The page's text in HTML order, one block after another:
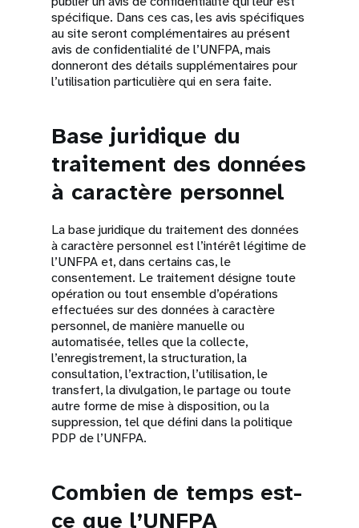
spécifique. Dans ces cas, les avis spécifiques
au site seront complémentaires au présent
avis de confidentialité de l’UNFPA, mais
donneront des détails supplémentaires pour
l’utilisation particulière qui en sera faite.
Base juridique du
traitement des données
à caractère personnel
La base juridique du traitement des données
à caractère personnel est l’intérêt légitime de
l’UNFPA et, dans certains cas, le
consentement. Le traitement désigne toute
opération ou tout ensemble d’opérations
effectuées sur des données à caractère
personnel, de manière manuelle ou
automatisée, telles que la collecte,
l’enregistrement, la structuration, la
consultation, l’extraction, l’utilisation, le
transfert, la divulgation, le partage ou toute
autre forme de mise à disposition, ou la
suppression, tel que défini dans la politique
PDP de l’UNFPA.
Combien de temps est-
ce que l’UNFPA